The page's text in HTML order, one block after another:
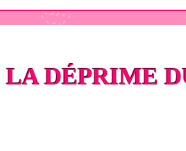
LA DÉPRIME